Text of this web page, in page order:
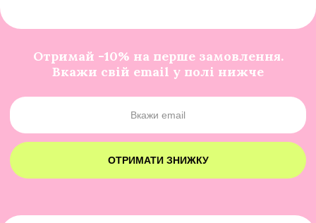
Отримай -10% на перше замовлення.
Вкажи свій email у полі нижче
ОТРИМАТИ ЗНИЖКУ